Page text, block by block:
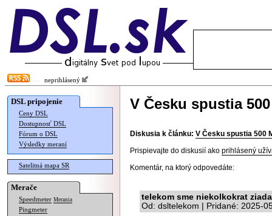
neprihlásený
DSL pripojenie
Ceny DSL
Dostupnosť DSL
Fórum o DSL
Výsledky meraní
Satelitná mapa SR
Merače
Speedmeter Merania
Pingmeter
V Česku spustia
Diskusia k článku: V Česku spustia 500
Prispievajte do diskusií ako prihlásený
Komentár, na ktorý odpovedáte:
telekom sme niekolkokrat
Od: dsltelekom | Pridané: 2025-